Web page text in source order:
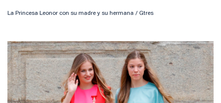
La Princesa Leonor con su madre y su hermana / Gtres